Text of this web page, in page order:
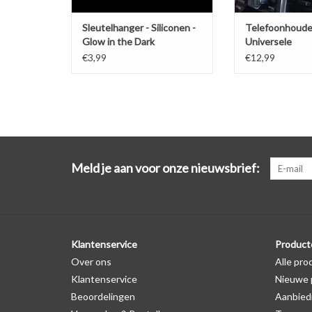
Sleutelhanger - Siliconen -
Glow in the Dark
€3,99
Universele
ventilatiehouder
€12,99
Meld je aan voor onze nieuwsbrief:
Klantenservice
Over ons
Klantenservice
Beoordelingen
Alle
Nieuwe